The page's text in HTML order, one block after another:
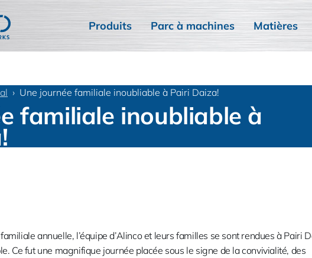
Produits Parc à machines Matières
Une journée familiale inoubliable à Pairi Daiza!
familiale inoubliable à
annuelle, l’équipe d’Alinco et leurs familles se sont rendues à Pairi
Ce fut une magnifique journée placée sous le signe de la convivialité, des